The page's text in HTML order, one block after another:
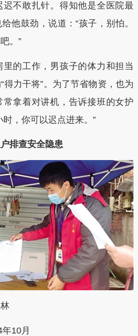
不敢扎针。得知他是全医院最
他鼓劲，说道：“孩子，别怕。
。”
的工作，男孩子的体力和担当
得力干将”。为了节省物资，也为
拿着对讲机，告诉接班的女护
时，你可以迟点进来。”
排查安全隐患
10月